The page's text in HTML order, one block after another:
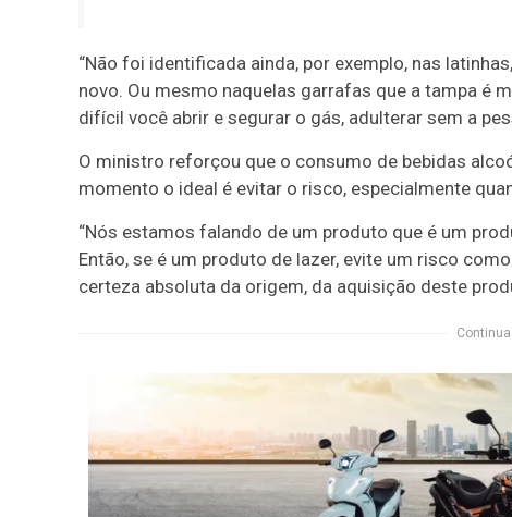
“Não foi identificada ainda, por exemplo, nas
novo. Ou mesmo naquelas garrafas que a tampa é
difícil você abrir e segurar o gás, adulterar sem a
O ministro reforçou que o consumo de bebidas
momento o ideal é evitar o risco, especialmente
“Nós estamos falando de um produto que é um
Então, se é um produto de lazer, evite um risco
certeza absoluta da origem, da aquisição deste